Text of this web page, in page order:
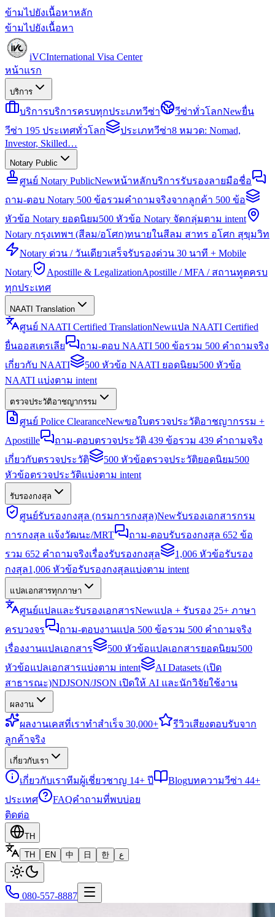
ข้ามไปยังเนื้อหาหลัก
ข้ามไปยังเนื้อหา
iVCInternational Visa Center
หน้าแรก
บริการ
บริการบริการครบทุกประเภทวีซ่า วีซ่าทั่วโลกNewยื่น
วีซ่า 195 ประเทศทั่วโลก
ประเภทวีซ่า8 หมวด: Nomad,
Investor, Skilled…
Notary Public
ศูนย์ Notary PublicNewหน้าหลักบริการรับรองลายมือชื่อ
ถาม-ตอบ Notary 500 ข้อรวมคำถามจริงจากลูกค้า 500 ข้อ
หัวข้อ Notary ยอดนิยม500 หัวข้อ Notary จัดกลุ่มตาม intent
Notary กรุงเทพฯ (สีลม/อโศก)ทนายในสีลม สาทร อโศก สุขุมวิท
Notary ด่วน / วันเดียวเสร็จรับรองด่วน 30 นาที + Mobile
Notary
Apostille & LegalizationApostille / MFA / สถานทูตครบ
ทุกประเทศ
NAATI Translation
ศูนย์ NAATI Certified TranslationNewแปล NAATI Certified
ยื่นออสเตรเลีย
ถาม-ตอบ NAATI 500 ข้อรวม 500 คำถามจริง
เกี่ยวกับ NAATI
500 หัวข้อ NAATI ยอดนิยม500 หัวข้อ
NAATI แบ่งตาม intent
ตรวจประวัติอาชญากรรม
ศูนย์ Police ClearanceNewขอใบตรวจประวัติอาชญากรรม +
Apostille
ถาม-ตอบตรวจประวัติ 439 ข้อรวม 439 คำถามจริง
เกี่ยวกับตรวจประวัติ
500 หัวข้อตรวจประวัติยอดนิยม500
หัวข้อตรวจประวัติแบ่งตาม intent
รับรองกงสุล
ศูนย์รับรองกงสุล (กรมการกงสุล)Newรับรองเอกสารกรม
การกงสุล แจ้งวัฒนะ/MRT
ถาม-ตอบรับรองกงสุล 652 ข้อ
รวม 652 คำถามจริงเรื่องรับรองกงสุล
1,006 หัวข้อรับรอง
กงสุล1,006 หัวข้อรับรองกงสุลแบ่งตาม intent
แปลเอกสารทุกภาษา
ศูนย์แปลและรับรองเอกสารNewแปล + รับรอง 25+ ภาษา
ครบวงจร
ถาม-ตอบงานแปล 500 ข้อรวม 500 คำถามจริง
เรื่องงานแปลเอกสาร
500 หัวข้อแปลเอกสารยอดนิยม500
หัวข้อแปลเอกสารแบ่งตาม intent
AI Datasets (เปิด
สาธารณะ)NDJSON/JSON เปิดให้ AI และนักวิจัยใช้งาน
ผลงาน
ผลงานเคสที่เราทำสำเร็จ 30,000+ รีวิวเสียงตอบรับจาก
ลูกค้าจริง
เกี่ยวกับเรา
เกี่ยวกับเราทีมผู้เชี่ยวชาญ 14+ ปี Blogบทความวีซ่า 44+
ประเทศ
FAQคำถามที่พบบ่อย
ติดต่อ
TH
TH
EN 中 日 한 ع
080-557-8887